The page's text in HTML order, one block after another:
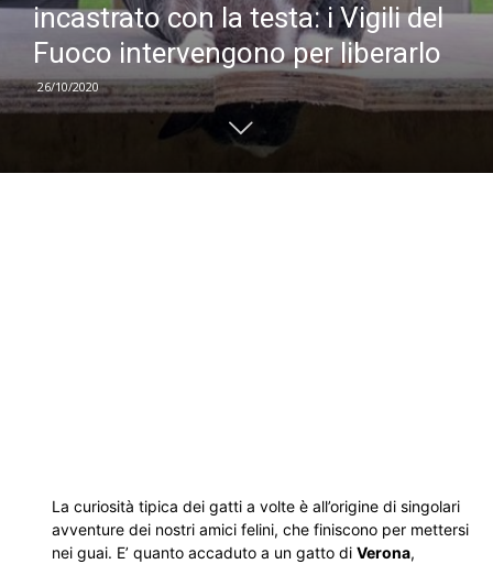
incastrato con la testa: i Vigili del
Fuoco intervengono per liberarlo
26/10/2020
La curiosità tipica dei gatti a volte è all’origine di singolari
avventure dei nostri amici felini, che finiscono per mettersi
nei guai. E’ quanto accaduto a un gatto di Verona,